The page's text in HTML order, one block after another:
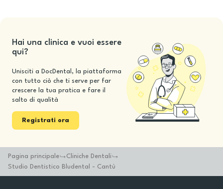
Hai una clinica e vuoi essere
qui?
Unisciti a DocDental, la piattaforma
con tutto ciò che ti serve per far
crescere la tua pratica e fare il
salto di qualità
Registrati ora
Pagina principale
Cliniche Dentali
Studio Dentistico Bludental - Cantù